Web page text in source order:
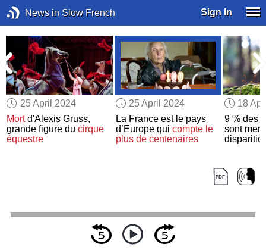
News in Slow French Sign In
25 April 2024
Mortd'Alexis Gruss,
grande figure ducirque
équestre
25 April 2024
La France est le pays
d’Europe qui compte le
plus de centenaires
18
9 % des
sont